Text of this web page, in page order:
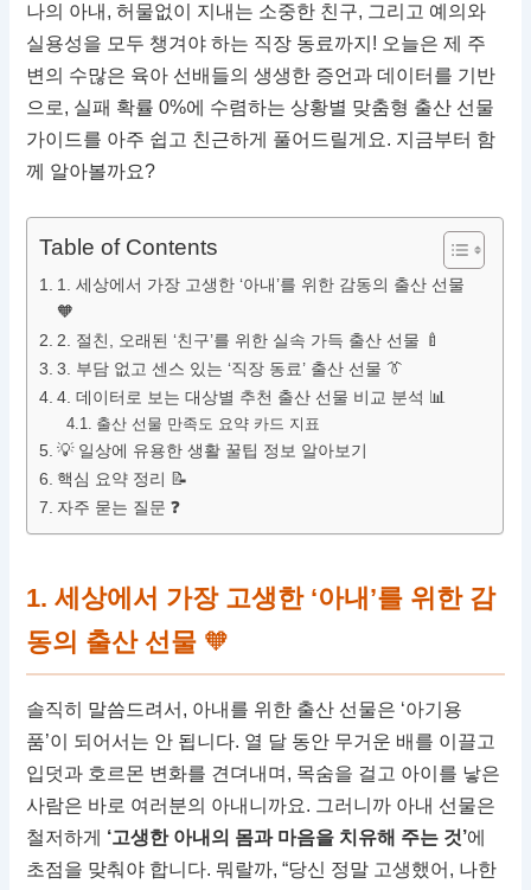
나의 아내, 허물없이 지내는 소중한 친구, 그리고 예의와
실용성을 모두 챙겨야 하는 직장 동료까지! 오늘은 제 주
변의 수많은 육아 선배들의 생생한 증언과 데이터를 기반
으로, 실패 확률 0%에 수렴하는 상황별 맞춤형 출산 선물
가이드를 아주 쉽고 친근하게 풀어드릴게요. 지금부터 함
께 알아볼까요?
Table of Contents
1. 세상에서 가장 고생한 ‘아내’를 위한 감동의 출산 선물
🧡
2. 절친, 오래된 ‘친구’를 위한 실속 가득 출산 선물 🍼
3. 부담 없고 센스 있는 ‘직장 동료’ 출산 선물 👔
4. 데이터로 보는 대상별 추천 출산 선물 비교 분석 📊
출산 선물 만족도 요약 카드 지표
💡 일상에 유용한 생활 꿀팁 정보 알아보기
핵심 요약 정리 📝
자주 묻는 질문 ❓
1. 세상에서 가장 고생한 ‘아내’를 위한 감
동의 출산 선물 🧡
솔직히 말씀드려서, 아내를 위한 출산 선물은 ‘아기용
품’이 되어서는 안 됩니다. 열 달 동안 무거운 배를 이끌고
입덧과 호르몬 변화를 견뎌내며, 목숨을 걸고 아이를 낳은
사람은 바로 여러분의 아내니까요. 그러니까 아내 선물은
철저하게 ‘고생한 아내의 몸과 마음을 치유해 주는 것’에
초점을 맞춰야 합니다. 뭐랄까, “당신 정말 고생했어, 나한